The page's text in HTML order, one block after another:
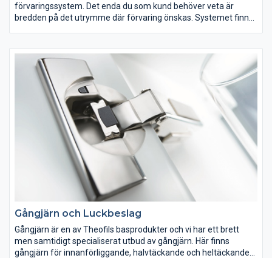
förvaringssystem. Det enda du som kund behöver veta är
bredden på det utrymme där förvaring önskas. Systemet finns
000 mm och djupet 505 mm.
Totalt finns förvaringssystemet i 42 varianter, vilket bidrar till
många användningsområden så som i en walking closet, i
hallen eller i tvättstugan. Om så önskas kan förvaringen döljas
bakom skjutdörrar. Lösningarna finns att beställa på theofils.se
med leveranstid två veckor.
Gångjärn och Luckbeslag
Gångjärn är en av Theofils basprodukter och vi har ett brett
men samtidigt specialiserat utbud av gångjärn. Här finns
gångjärn för innanförliggande, halvtäckande och heltäckande